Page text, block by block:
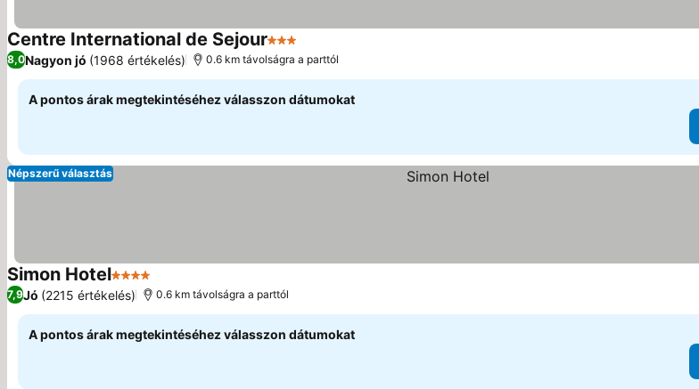
Centre International de Sejour3 Kategória
8,0Nagyon jó (1968 értékelés) 0.6 km távolságra a parttól
A pontos árak megtekintéséhez válasszon dátumokat
Népszerű választás
Simon Hotel4 Kategória
7,9Jó (2215 értékelés) 0.6 km távolságra a parttól
A pontos árak megtekintéséhez válasszon dátumokat